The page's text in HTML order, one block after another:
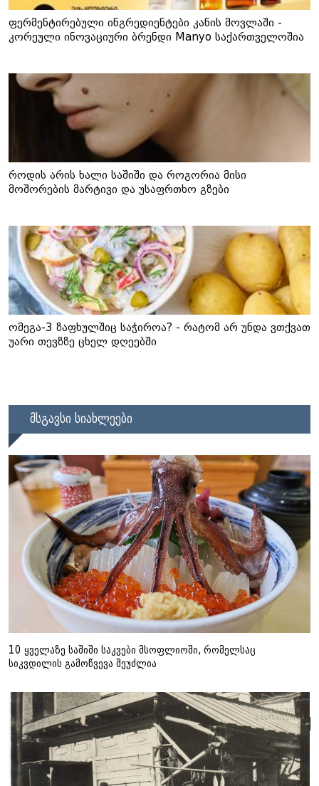
ფერმენტირებული ინგრედიენტები კანის მოვლაში -
კორეული ინოვაციური ბრენდი Manyo საქართველოშია
როდის არის ხალი საშიში და როგორია მისი
მოშორების მარტივი და უსაფრთხო გზები
ომეგა-3 ზაფხულშიც საჭიროა? - რატომ არ უნდა ვთქვათ
უარი თევზზე ცხელ დღეებში
მსგავსი სიახლეები
10 ყველაზე საშიში საკვები მსოფლიოში, რომელსაც
სიკვდილის გამოწვევა შეუძლია